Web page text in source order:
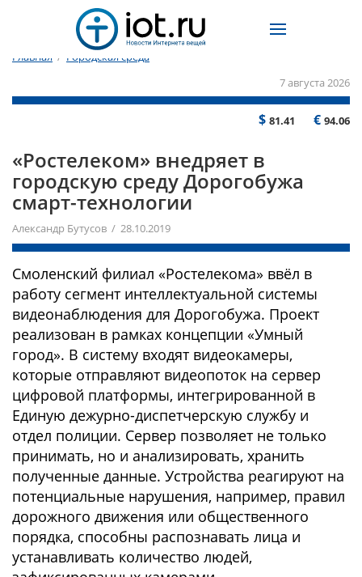
Главная / Городская среда
7 августа 2026
$ 81.41 € 94.06
«Ростелеком» внедряет в
городскую среду Дорогобужа
смарт-технологии
Александр Бутусов / 28.10.2019
Смоленский филиал «Ростелекома» ввёл в
работу сегмент интеллектуальной системы
видеонаблюдения для Дорогобужа. Проект
реализован в рамках концепции «Умный
город». В систему входят видеокамеры,
которые отправляют видеопоток на сервер
цифровой платформы, интегрированной в
Единую дежурно-диспетчерскую службу и
отдел полиции. Сервер позволяет не только
принимать, но и анализировать, хранить
полученные данные. Устройства реагируют на
потенциальные нарушения, например, правил
дорожного движения или общественного
порядка, способны распознавать лица и
устанавливать количество людей,